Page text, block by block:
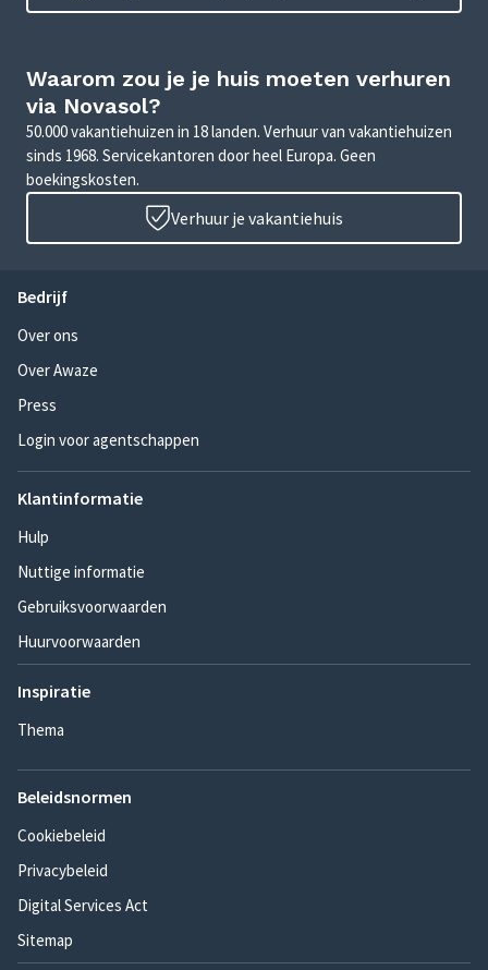
Waarom zou je je huis moeten verhuren
via Novasol?
50.000 vakantiehuizen in 18 landen. Verhuur van vakantiehuizen
sinds 1968. Servicekantoren door heel Europa. Geen
boekingskosten.
Verhuur je vakantiehuis
Bedrijf
Over ons
Over Awaze
Press
Login voor agentschappen
Klantinformatie
Hulp
Nuttige informatie
Gebruiksvoorwaarden
Huurvoorwaarden
Inspiratie
Thema
Beleidsnormen
Cookiebeleid
Privacybeleid
Digital Services Act
Sitemap